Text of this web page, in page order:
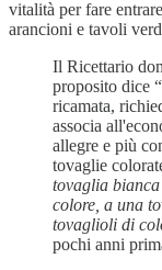
vitalità per fare
arancioni e tavoli
Il Ricettario
proposito dice
ricamata,
associa
allegre e più
tovaglie
tovaglia
colore, a una
tovaglioli di
pochi anni